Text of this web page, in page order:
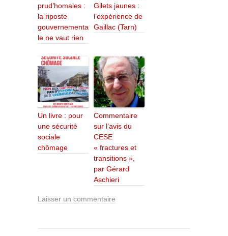
prud’homales :
la riposte
gouvernementa
le ne vaut rien
Gilets jaunes :
l’expérience de
Gaillac (Tarn)
Un livre : pour
une sécurité
sociale
chômage
Commentaire
sur l’avis du
CESE
« fractures et
transitions »,
par Gérard
Aschieri
Laisser un commentaire